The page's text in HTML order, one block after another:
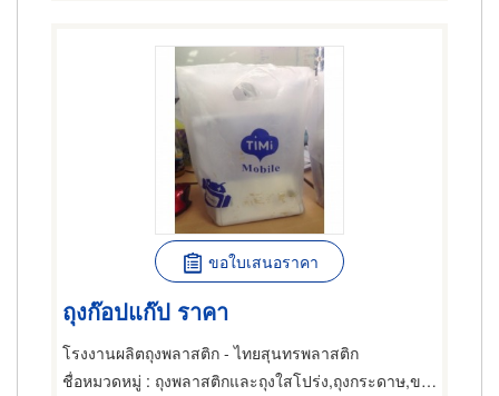
ขอใบเสนอราคา
ถุงก๊อปแก๊ป ราคา
โรงงานผลิตถุงพลาสติก - ไทยสุนทรพลาสติก
ชื่อหมวดหมู่ : ถุงพลาสติกและถุงใสโปร่ง,ถุงกระดาษ,ขายส่งและผู้ผลิตผลิตภัณฑ์พิเศษพลาสติก